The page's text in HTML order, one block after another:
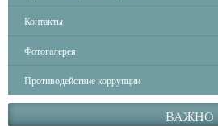
Контакты
Фотогалерея
Противодействие коррупции
ВАЖНО